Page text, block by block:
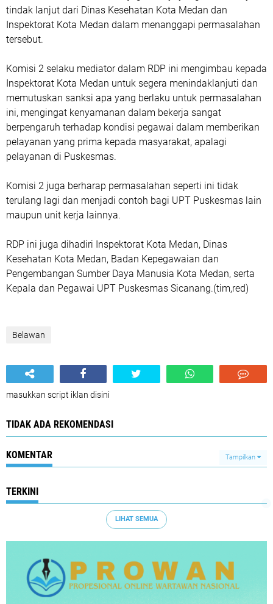
tindak lanjut dari Dinas Kesehatan Kota Medan dan
Inspektorat Kota Medan dalam menanggapi permasalahan
tersebut.
Komisi 2 selaku mediator dalam RDP ini mengimbau kepada
Inspektorat Kota Medan untuk segera menindaklanjuti dan
memutuskan sanksi apa yang berlaku untuk permasalahan
ini, mengingat kenyamanan dalam bekerja sangat
berpengaruh terhadap kondisi pegawai dalam memberikan
pelayanan yang prima kepada masyarakat, apalagi
pelayanan di Puskesmas.
Komisi 2 juga berharap permasalahan seperti ini tidak
terulang lagi dan menjadi contoh bagi UPT Puskesmas lain
maupun unit kerja lainnya.
RDP ini juga dihadiri Inspektorat Kota Medan, Dinas
Kesehatan Kota Medan, Badan Kepegawaian dan
Pengembangan Sumber Daya Manusia Kota Medan, serta
Kepala dan Pegawai UPT Puskesmas Sicanang.(tim,red)
Belawan
masukkan script iklan disini
TIDAK ADA REKOMENDASI
KOMENTAR Tampilkan
TERKINI
LIHAT SEMUA